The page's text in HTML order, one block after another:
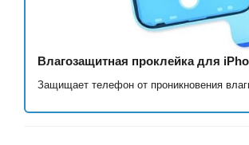
Влагозащитная проклейка для
Защищает телефон от проникновения